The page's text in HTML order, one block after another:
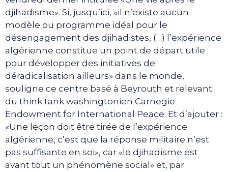
djihadisme». Si, jusqu’ici, «il n’existe aucun
modèle ou programme idéal pour le
désengagement des djihadistes, (…) l’expérience
algérienne constitue un point de départ utile
pour développer des initiatives de
déradicalisation ailleurs» dans le monde,
souligne ce centre basé à Beyrouth et relevant
du think tank washingtonien Carnegie
Endowment for International Peace. Et d’ajouter :
«Une leçon doit être tirée de l’expérience
algérienne, c’est que la réponse militaire n’est
pas suffisante en soi», car «le djihadisme est
avant tout un phénomène social» et, par